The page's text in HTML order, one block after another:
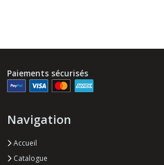
Paiements sécurisés
Navigation
Accueil
Catalogue